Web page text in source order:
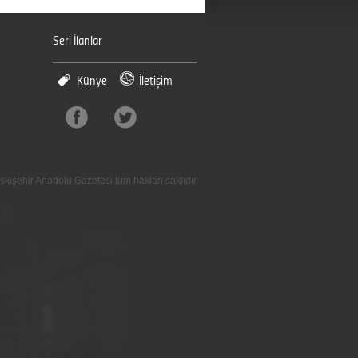
Seri İlanlar
Künye İletişim
Anadolu Gazetesi tüm hakları saklıdır